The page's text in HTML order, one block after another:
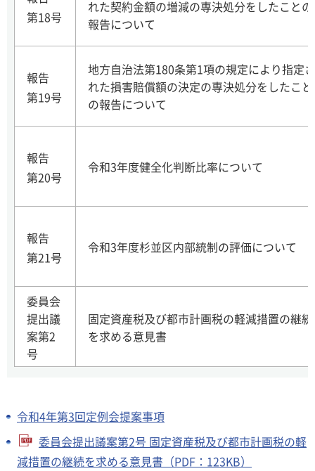
第18号
れた契約金額の増減の専決処分をしたことの
報告について
報告
第19号
地方自治法第180条第1項の規定により指定さ
れた損害賠償額の決定の専決処分をしたこと
の報告について
報告
第20号
令和3年度健全化判断比率について
報告
第21号
令和3年度杉並区内部統制の評価について
委員会
提出議
案第2
号
固定資産税及び都市計画税の軽減措置の継続
を求める意見書
令和4年第3回定例会提案事項
委員会提出議案第2号 固定資産税及び都市計画税の軽
減措置の継続を求める意見書（PDF：123KB）